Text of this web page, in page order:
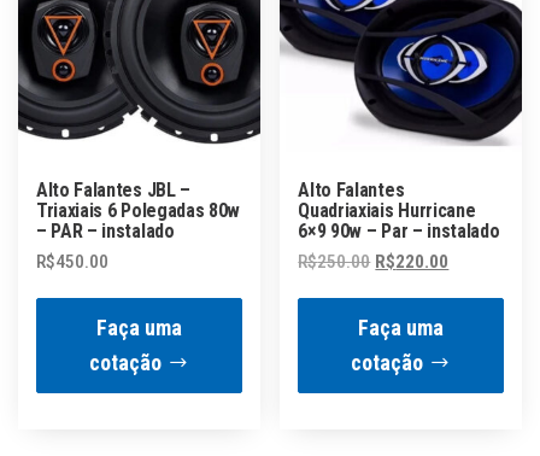
Alto Falantes JBL –
Triaxiais 6 Polegadas 80w
– PAR – instalado
R$450.00
Faça uma
cotação
Alto Falantes
Quadriaxiais Hurricane
6×9 90w – Par – instalado
R$250.00 O
original
era:
R$250.00.
R$220.00
Faça uma
cotação